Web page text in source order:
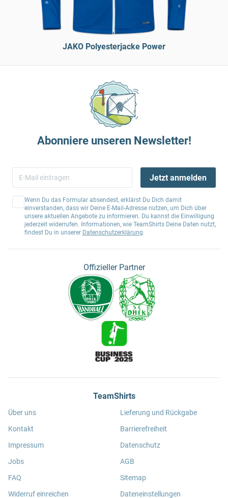
JAKO Polyesterjacke Power
Abonniere unseren Newsletter!
Jetzt anmelden
Wenn Du das Formular absendest, erklärst Du Dich damit
einverstanden, dass wir Deine E-Mail-Adresse nutzen, um Dich über
unsere aktuellen Angebote zu informieren. Du kannst die Einwilligung
jederzeit widerrufen. Informationen, wie TeamShirts Deine Daten nutzt,
findest Du in unserer Datenschutzerklärung.
Offizieller Partner
TeamShirts
Über uns
Kontakt
Impressum
Jobs
FAQ
Widerruf einreichen
Lieferung und Rückgabe
Barrierefreiheit
Datenschutz
AGB
Sitemap
Dateneinstellungen